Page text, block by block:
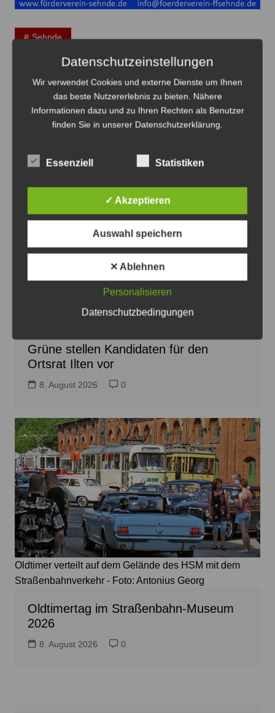
Sehnde
Beitragsnavigation
Zurück Weiter
Das könnte Sie auch interessieren
Die Kandidaten für Ilten sind Anne-Cécile Blanc, Judith
Schmidt-Van Die, Sandy Steve Choitz, Helima Grüßing
und Laura Weber (v.li.) – Foto: Grüne
Grüne stellen Kandidaten für den
Ortsrat Ilten vor
8. August 2026 0
Oldtimer verteilt auf dem Gelände des HSM mit dem
Straßenbahnverkehr - Foto: Antonius Georg
Oldtimertag im Straßenbahn-Museum
2026
8. August 2026 0
Datenschutzeinstellungen
Wir verwendet Cookies und externe Dienste um Ihnen
das beste Nutzererlebnis zu bieten. Nähere
Informationen dazu und zu Ihren Rechten als Benutzer
finden Sie in unserer Datenschutzerklärung.
Essenziell Statistiken
✓ Akzeptieren
Auswahl speichern
✕ Ablehnen
Personalisieren
Datenschutzbedingungen